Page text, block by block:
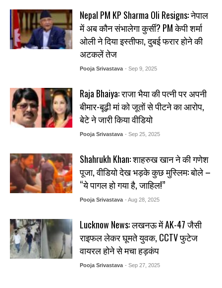
Nepal PM KP Sharma Oli Resigns: नेपाल
में अब कौन संभालेगा कुर्सी? PM केपी शर्मा
ओली ने दिया इस्तीफा, दुबई फरार होने की
अटकलें तेज
Pooja Srivastava - Sep 9, 2025
Raja Bhaiya: राजा भैया की पत्नी पर अपनी
बीमार-बूढ़ी मां को जूतों से पीटने का आरोप,
बेटे ने जारी किया वीडियो
Pooja Srivastava - Sep 25, 2025
Shahrukh Khan: शाहरुख खान ने की गणेश
पूजा, वीडियो देख भड़के कुछ मुस्लिम: बोले –
“ये पागल हो गया है, जाहिल!”
Pooja Srivastava - Aug 28, 2025
Lucknow News: लखनऊ में AK-47 जैसी
राइफल लेकर घूमते युवक, CCTV फुटेज
वायरल होने से मचा हड़कंप
Pooja Srivastava - Sep 27, 2025